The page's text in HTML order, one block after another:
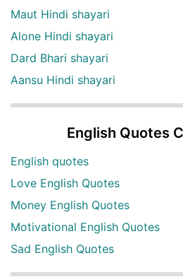
Maut Hindi shayari
Alone Hindi shayari
Dard Bhari shayari
Aansu Hindi shayari
English Quotes
English quotes
Love English Quotes
Money English Quotes
Motivational English Quotes
Sad English Quotes